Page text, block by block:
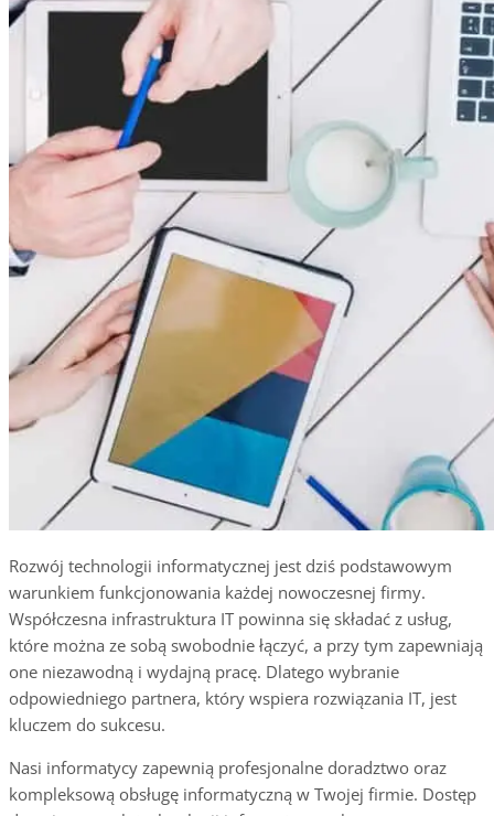
Rozwój technologii informatycznej jest dziś podstawowym
warunkiem funkcjonowania każdej nowoczesnej firmy.
Współczesna infrastruktura IT powinna się składać z usług,
które można ze sobą swobodnie łączyć, a przy tym zapewniają
one niezawodną i wydajną pracę. Dlatego wybranie
odpowiedniego partnera, który wspiera rozwiązania IT, jest
kluczem do sukcesu.
Nasi informatycy zapewnią profesjonalne doradztwo oraz
kompleksową obsługę informatyczną w Twojej firmie. Dostęp